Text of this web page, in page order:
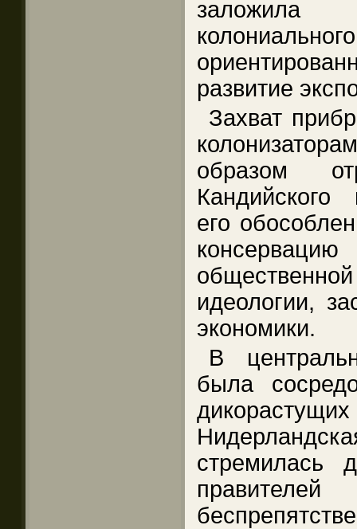
развитие
Захват
образом
Кандийского
его
идеологии,
экономики.
В
была
стремилась